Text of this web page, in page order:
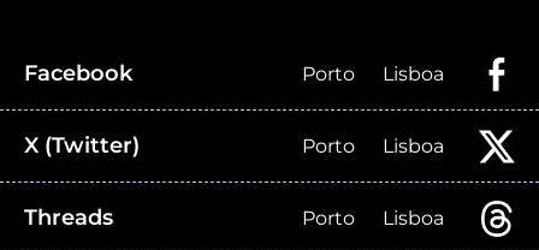
Facebook Porto Lisboa
X (Twitter) Porto Lisboa
Threads Porto Lisboa